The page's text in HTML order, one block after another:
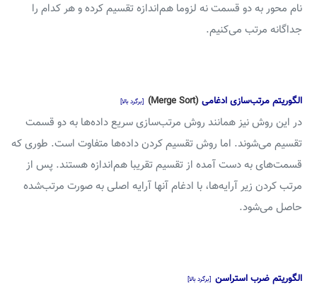
نام محور به دو قسمت نه لزوما هم‌اندازه تقسیم کرده و هر کدام را
جداگانه مرتب می‌کنیم.
الگوریتم مرتب‌سازی ادغامی(Merge Sort) [برگرد بالا]
در این روش نیز همانند روش مرتب‌سازی سریع داده‌ها به دو قسمت
تقسیم می‌شوند. اما روش تقسیم کردن داده‌ها متفاوت است. طوری که
قسمت‌های به دست آمده از تقسیم تقریبا هم‌اندازه هستند. پس از
مرتب کردن زیر آرایه‌ها، با ادغام آنها آرایه اصلی به صورت مرتب‌شده
حاصل می‌شود.
الگوریتم ضرب استراسن [برگرد بالا]